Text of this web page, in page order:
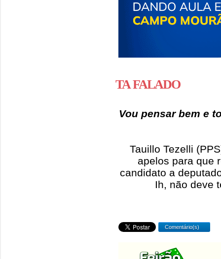
TA FALADO
Vou pensar bem e
Tauillo Tezelli
apelos para que
candidato a
Ih, não deve
Comentário(s)